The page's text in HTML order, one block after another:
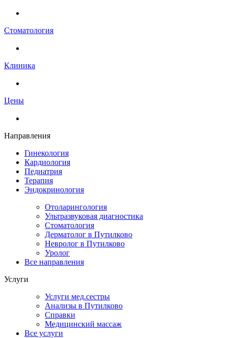
Стоматология
Клиника
Цены
Направления
Гинекология
Кардиология
Педиатрия
Терапия
Эндокринология
Отоларингология
Ультразвуковая диагностика
Стоматология
Дерматолог в Путилково
Невролог в Путилково
Уролог
Bce направления
Услуги
Услуги мед.сестры
Анализы в Путилково
Справки
Медицинский массаж
Bce услуги